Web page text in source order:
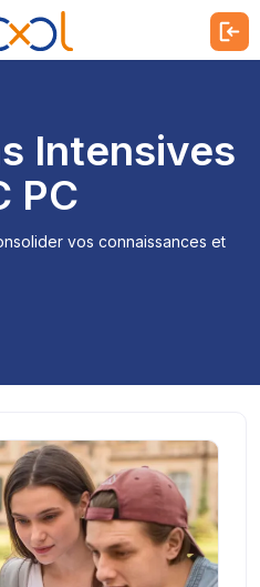
Intensives
PC
vos connaissances et